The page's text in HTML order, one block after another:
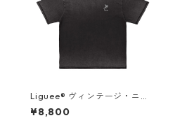
Liguee®️ ヴィンテージ・ニュ
アンス Tシャツ（刺繍ロゴ）ブ
ラック
¥8,800